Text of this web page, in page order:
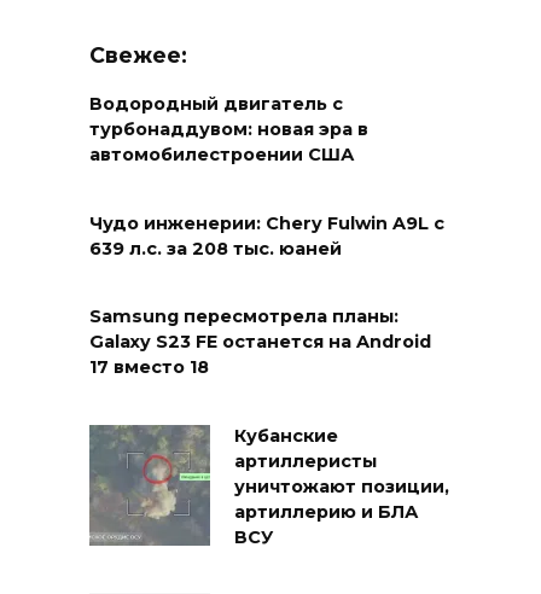
Свежее:
Водородный двигатель с
турбонаддувом: новая эра в
автомобилестроении США
Чудо инженерии: Chery Fulwin A9L с
639 л.с. за 208 тыс. юаней
Samsung пересмотрела планы:
Galaxy S23 FE останется на Android
17 вместо 18
Кубанские
артиллеристы
уничтожают позиции,
артиллерию и БЛА
ВСУ